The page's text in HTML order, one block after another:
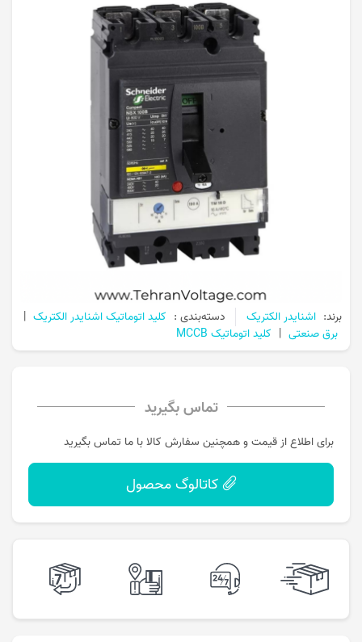
برند: اشنایدر الکتریک دسته‌بندی : کلید اتوماتیک اشنایدر الکتریک |
برق صنعتی | کلید اتوماتیک MCCB
تماس بگیرید
برای اطلاع از قیمت و همچنین سفارش کالا با ما تماس بگیرید
کاتالوگ محصول